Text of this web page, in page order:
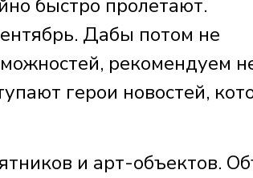
быстро пролетают.
Дабы потом не
рекомендуем
герои новостей,
и арт-объектов.